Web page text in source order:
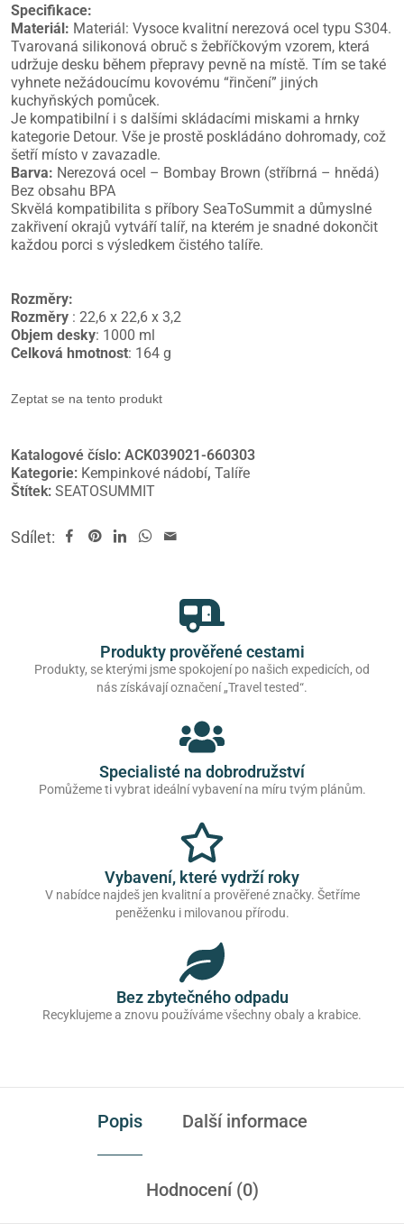
Specifikace:
Materiál: Materiál: Vysoce kvalitní nerezová ocel typu S304.
Tvarovaná silikonová obruč s žebříčkovým vzorem, která
udržuje desku během přepravy pevně na místě. Tím se také
vyhnete nežádoucímu kovovému “řinčení” jiných
kuchyňských pomůcek.
Je kompatibilní i s dalšími skládacími miskami a hrnky
kategorie Detour. Vše je prostě poskládáno dohromady, což
šetří místo v zavazadle.
Barva: Nerezová ocel – Bombay Brown (stříbrná – hnědá)
Bez obsahu BPA
Skvělá kompatibilita s příbory SeaToSummit a důmyslné
zakřivení okrajů vytváří talíř, na kterém je snadné dokončit
každou porci s výsledkem čistého talíře.
Rozměry:
Rozměry : 22,6 x 22,6 x 3,2
Objem desky: 1000 ml
Celková hmotnost: 164 g
Zeptat se na tento produkt
Katalogové číslo: ACK039021-660303
Kategorie: Kempinkové nádobí, Talíře
Štítek: SEATOSUMMIT
Sdílet:
Produkty prověřené cestami
Produkty, se kterými jsme spokojení po našich expedicích, od
nás získávají označení „Travel tested“.
Specialisté na dobrodružství
Pomůžeme ti vybrat ideální vybavení na míru tvým plánům.
Vybavení, které vydrží roky
V nabídce najdeš jen kvalitní a prověřené značky. Šetříme
peněženku i milovanou přírodu.
Bez zbytečného odpadu
Recyklujeme a znovu používáme všechny obaly a krabice.
Popis Další informace
Hodnocení (0)